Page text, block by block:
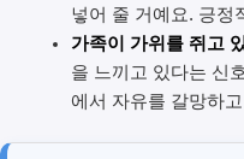
넣어 줄 거예요. 긍정
가족이 가위를 쥐고
을 느끼고 있다는 신
에서 자유를 갈망하